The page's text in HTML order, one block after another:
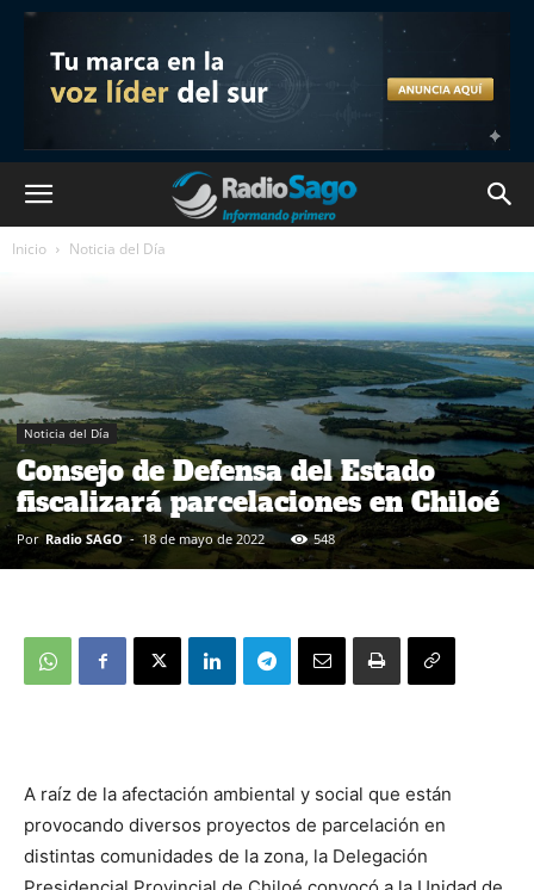
Inicio Noticia del Día
Noticia del Día
Consejo de Defensa del Estado
fiscalizará parcelaciones en Chiloé
Por Radio SAGO - 18 de mayo de 2022 548
A raíz de la afectación ambiental y social que están
provocando diversos proyectos de parcelación en
distintas comunidades de la zona, la Delegación